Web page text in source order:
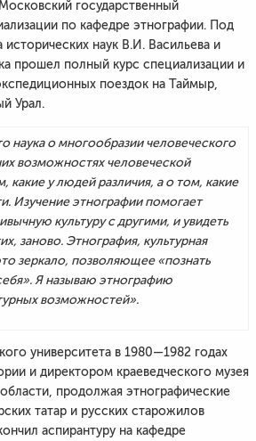
государственный
по кафедре этнографии. Под
наук В.И. Васильева и
прошел полный курс специализации и
поездок на Таймыр,
Урал.
наука о многообразии человеческого
возможностях человеческой
какие у людей различия, а о том, какие
Изучение этнографии помогает
культуру с другими, и увидеть
заново. Этнография, культурная
зеркало, позволяющее «познать
Я называю этнографию
возможностей».
университета в 1980—1982 годах
и директором краеведческого музея
продолжая этнографические
татар и русских старожилов
аспирантуру на кафедре